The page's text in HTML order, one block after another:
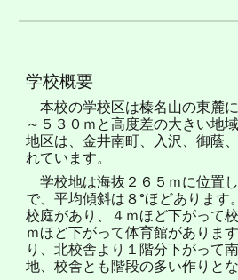
学校概要
本校の学校区は榛名山の東麓
～５３０ｍと高度差の大きい地
地区は、金井南町、入沢、御蔭
れています。
学校地は海抜２６５ｍに位置
で、平均傾斜は８°ほどあります
校庭があり、４ｍほど下がって
ｍほど下がって体育館がありま
り、北校舎より１階分下がって
地、校舎とも階段の多い作りとな